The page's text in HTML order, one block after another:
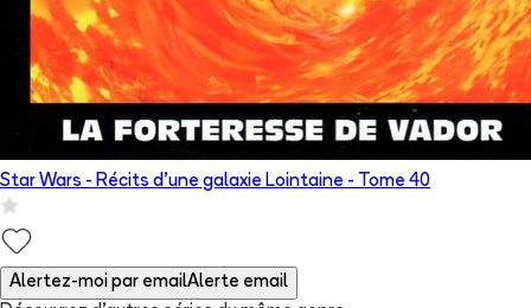
Star Wars - Récits d’une galaxie Lointaine - Tome 40
Alertez-moi par emailAlerte email